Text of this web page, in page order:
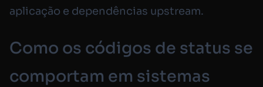
aplicação e dependências upstream.
Como os códigos de status se
comportam em sistemas